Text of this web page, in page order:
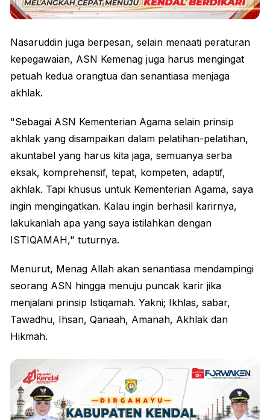
Nasaruddin juga berpesan, selain menaati peraturan
kepegawaian, ASN Kemenag juga harus mengingat
petuah kedua orangtua dan senantiasa menjaga
akhlak.
"Sebagai ASN Kementerian Agama selain prinsip
akhlak yang disampaikan dalam pelatihan-pelatihan,
akuntabel yang harus kita jaga, semuanya serba
eksak, komprehensif, tepat, kompeten, adaptif,
akhlak. Tapi khusus untuk Kementerian Agama, saya
ingin mengingatkan. Kalau ingin berhasil karirnya,
lakukanlah apa yang saya istilahkan dengan
ISTIQAMAH," tuturnya.
Menurut, Menag Allah akan senantiasa mendampingi
seorang ASN hingga menuju puncak karir jika
menjalani prinsip Istiqamah. Yakni; Ikhlas, sabar,
Tawadhu, Ihsan, Qanaah, Amanah, Akhlak dan
Hikmah.